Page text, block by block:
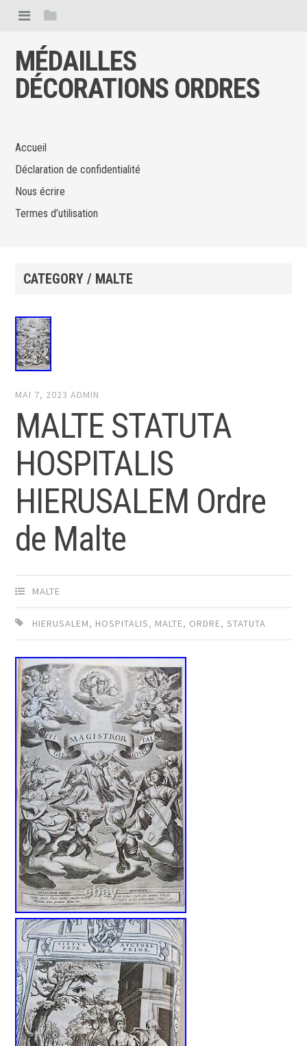
MÉDAILLES
DÉCORATIONS ORDRES
Accueil
Déclaration de confidentialité
Nous écrire
Termes d’utilisation
CATEGORY / MALTE
MAI 7, 2023 ADMIN
MALTE STATUTA
HOSPITALIS
HIERUSALEM Ordre
de Malte
MALTE
HIERUSALEM, HOSPITALIS, MALTE, ORDRE,STATUTA